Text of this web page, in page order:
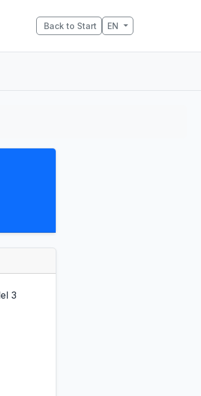
Back to Start EN
3